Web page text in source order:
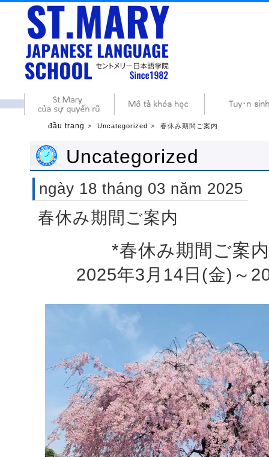
đầu trang Uncategorized 春休み期間ご案内
Uncategorized
ngày 18 tháng 03 năm 2025
春休み期間ご案内
*春休み期間ご案
2025年3月14日(金)～